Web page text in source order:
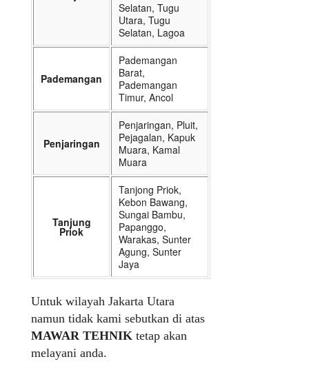
Selatan, Tugu
Utara, Tugu
Selatan, Lagoa
Pademangan
Pademangan
Barat,
Pademangan
Timur, Ancol
Penjaringan
Penjaringan, Pluit,
Pejagalan, Kapuk
Muara, Kamal
Muara
Tanjung
Priok
Tanjong Priok,
Kebon Bawang,
Sungai Bambu,
Papanggo,
Warakas, Sunter
Agung, Sunter
Jaya
Untuk wilayah Jakarta Utara
namun tidak kami sebutkan di atas
MAWAR TEHNIK tetap akan
melayani anda.